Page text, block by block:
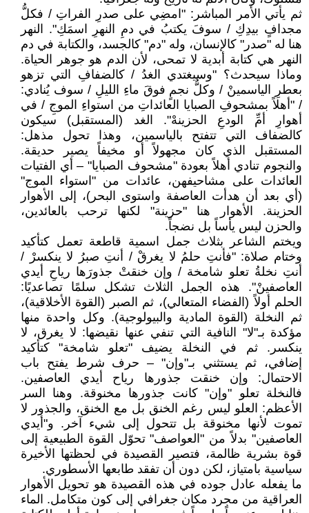
ثم يأتي الأمر المباشر: "امضِي على صدرِ الفراتِ / فكلُّ
مجدافٍ بيدِكِ / سوفَ يكتبُ في دمِ النهرِ اسمَكِ". النهر
هنا له "صدر" كالإنسان، وله "دم" كالجسد، والكتابة في دم
النهر هي كتابة أبدية لا تمحى، لأن الدم هو جوهر الحياة.
وماذا سيحدث؟ "وسيغتدي الغدُ / كالضفافِ التي تزهو
بعطرِ الياسمينْ / وكلُّ نجمٍ فوقَ ماءِ الليلِ / سوف يُنادي:
/ "أهلاً بمشحوفِ الصبايا العائداتِ من استواءِ الموجِ / في
أهوارِ أمِّ الودعِ الحزينهْ". الغد (المستقبل) سيكون
كالضفاف التي تتفتح بالياسمين، وهذا تحول مذهل:
المستقبل الذي كان مجهولاً أو مخيفاً يصير حديقة.
والنجوم تنادي أهلاً بعودة "مشحوف الصبايا" – أي الفتيات
العائدات على مشاحيفهن، عائدات من "استواء الموج"
(أي بعد أن هدأت العاصفة واستوى البحر)، إلى الأهوار
الحزينة. الأهوار هنا "حزينة" لكنها ترحب بالعائدين،
والحزن ليس يأساً بل نضجاً.
ويختم الشاعر بثلاث جمل اسمية قاطعة تعمل كتأكيد
وختام صلاة: "فأنتِ حلمُ لا يغرقْ / أنتِ صبرُ لا ينكسرْ /
أنتِ نخلةُ تعلو شامخة / وإن خنقتْ جذورَها رياحِ أيدي
العاصفينْ". هذه الجمل الثلاث تشكل سلمًا تصاعديًا:
الحلم أولاً (الفضاء المتعالي)، ثم الصبر (القوة الأخلاقية)،
ثم النخلة (القوة المادية والبيولوجية). وكل واحدة منها
مؤكدة بـ"لا" النافية التي تنفي عنها نقيضها: لا يغرق، لا
ينكسر. ثم في النخلة يضيف "تعلو شامخة" كتأكيد
إضافي، ثم يستثني بـ"وإن" – حرف شرط يفتح باب
الاحتمال: وإن خنقت جذورها رياح أيدي العاصفين.
فالنخلة تعلو "وإن" كانت جذورها مخنوقة. وهنا السر
الأعظم: العلو ليس رغم الخنق بل مع الخنق، والجذور لا
تموت لأنها مخنوقة بل تتحول إلى شيء آخر. و"أيدي
العاصفين" بدلاً من "العواصف" تحوّل القوة الطبيعية إلى
قوة بشرية ظالمة، فتصير القصيدة في لحظتها الأخيرة
سياسية بامتياز، لكن دون أن تفقد طابعها الأسطوري.
ما يفعله عادل جوده في هذه القصيدة هو تحويل الأهوار
العراقية من مجرد مكان جغرافي إلى كون متكامل. الماء